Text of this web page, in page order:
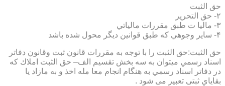
حق الثبت
۲- حق التحرير
۳- ماليا ت طبق مقررات مالياتي
۴- ساير وجوهي كه طبق قوانين ديگر محول شده باشد
حق الثبت:حق الثبت را با توجه به مقررات قانون ثبت وقانون دفاتر
اسناد رسمي ميتوان به سه بخش تقسيم الف– حق الثبت املاك كه
در دفاتر اسناد رسمي به هنگام انجام معا مله اخذ و به مازاد يا
بقاياي ثبتی تعبیر می شود .